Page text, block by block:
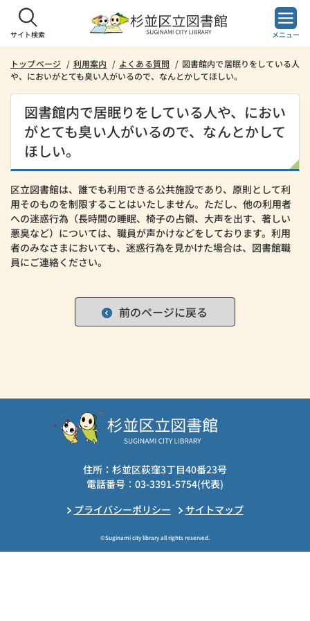
ス
サイト検索 メニュー
トップページ 利用案内 よくある質問
図書館内で居眠りをしている人
や、においがとても臭い人がいるので、なんとかしてほしい。
図書館内で居眠りをしている人や、におい
がとても臭い人がいるので、なんとかして
ほしい。
区立図書館は、誰でも利用できる公共施設であり、原則として利
用そのものを制限することはいたしません。ただし、他の利用者
への迷惑行為（長時間の睡眠、椅子の占領、大声を出す、著しい
悪臭など）については、職員が声かけなどをしております。利用
者のみなさまにおいても、迷惑行為を見かけた場合は、図書館職
員にご連絡ください。
前のページに戻る
住所：杉並区荻窪3丁目40番23号
電話番号：03-3391-5754(代表)
プライバシーポリシー
サイトマップ
©Suginami city library all rights reserved.